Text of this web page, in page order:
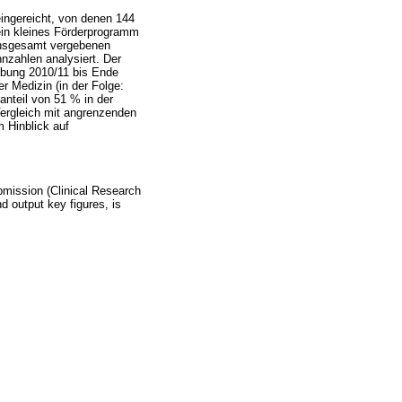
von denen 144
kleines Förderprogramm
vergebenen
analysiert. Der
2010/11 bis Ende
Medizin (in der Folge:
von 51 % in der
mit angrenzenden
Hinblick auf
(Clinical Research
output key figures, is